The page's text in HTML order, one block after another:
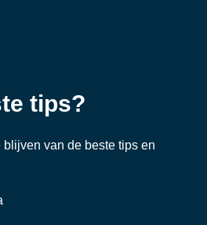
tips?
van de beste tips en